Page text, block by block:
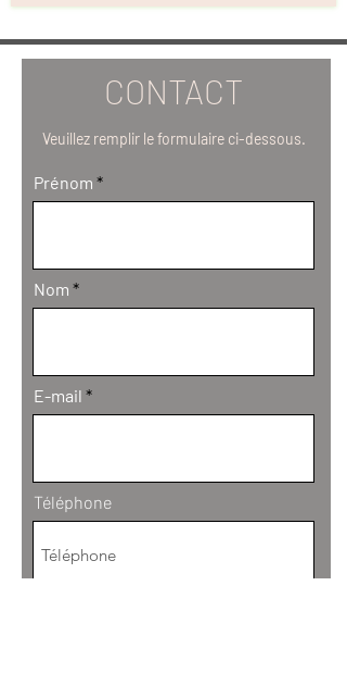
CONTACT
Veuillez remplir le formulaire ci-dessous.
Prénom
Nom
E-mail
Téléphone